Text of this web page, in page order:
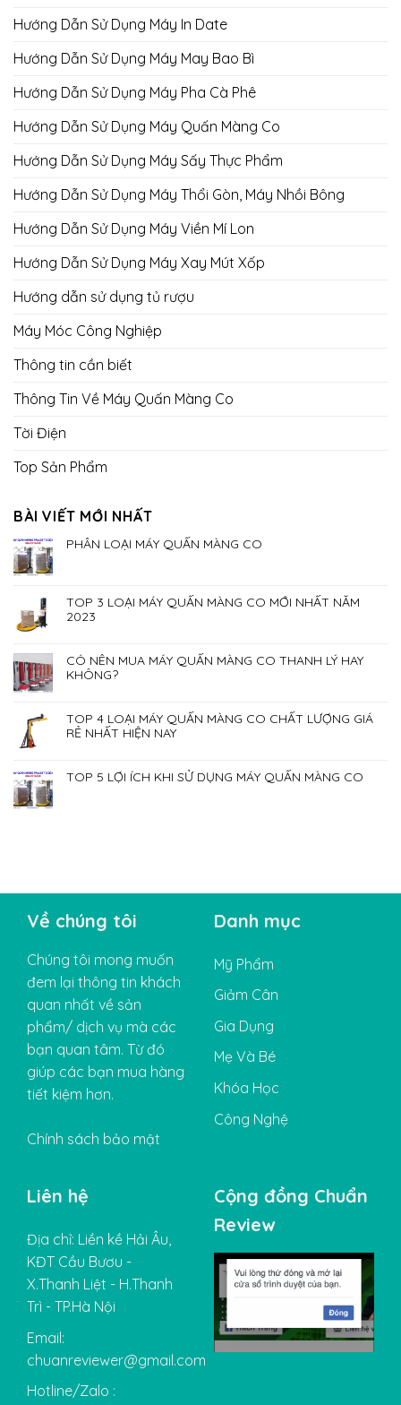
Hướng Dẫn Sử Dụng Máy In Date
Hướng Dẫn Sử Dụng Máy May Bao Bì
Hướng Dẫn Sử Dụng Máy Pha Cà Phê
Hướng Dẫn Sử Dụng Máy Quấn Màng Co
Hướng Dẫn Sử Dụng Máy Sấy Thực Phẩm
Hướng Dẫn Sử Dụng Máy Thổi Gòn, Máy Nhồi Bông
Hướng Dẫn Sử Dụng Máy Viền Mí Lon
Hướng Dẫn Sử Dụng Máy Xay Mút Xốp
Hướng dẫn sử dụng tủ rượu
Máy Móc Công Nghiệp
Thông tin cần biết
Thông Tin Về Máy Quấn Màng Co
Tời Điện
Top Sản Phẩm
BÀI VIẾT MỚI NHẤT
PHÂN LOẠI MÁY QUẤN MÀNG CO
TOP 3 LOẠI MÁY QUẤN MÀNG CO MỚI NHẤT NĂM
2023
CÓ NÊN MUA MÁY QUẤN MÀNG CO THANH LÝ HAY
KHÔNG?
TOP 4 LOẠI MÁY QUẤN MÀNG CO CHẤT LƯỢNG GIÁ
RẺ NHẤT HIỆN NAY
TOP 5 LỢI ÍCH KHI SỬ DỤNG MÁY QUẤN MÀNG CO
Về chúng tôi
Chúng tôi mong muốn
đem lại thông tin khách
quan nhất về sản
phẩm/ dịch vụ mà các
bạn quan tâm. Từ đó
giúp các bạn mua hàng
tiết kiệm hơn.
Chính sách bảo mật
Danh mục
Mỹ Phẩm
Giảm Cân
Gia Dụng
Mẹ Và Bé
Khóa Học
Công Nghệ
Liên hệ
Địa chỉ: Liền kề Hải Âu,
KĐT Cầu Bươu -
X.Thanh Liệt - H.Thanh
Trì - TP.Hà Nội
Email:
chuanreviewer@gmail.com
Hotline/Zalo :
Cộng đồng Chuẩn
Review